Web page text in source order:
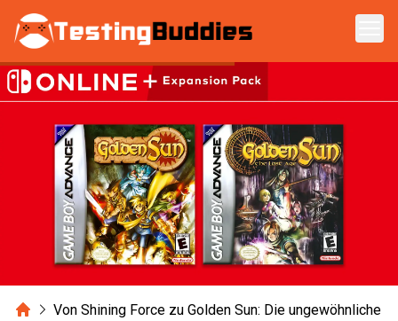
Zum Hauptinhalt springen
HomeVon Shining Force zu Golden Sun: Die ungewöhnliche